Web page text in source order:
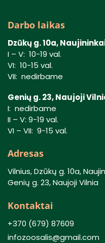
Darbo laikas
Dzūkų g. 10a,
I – V: 10-19 val.
VI: 10-15 val.
VII: nedirbame
Genių g. 23, Naujoji
I: nedirbame
II – V: 9-19 val.
VI – VII: 9-15 val.
Adresas
Vilnius, Dzūkų g. 10a,
Genių g. 23, Naujoji Vilnia
Kontaktai
+370 (679) 87609
infozoosalis@gmail.com